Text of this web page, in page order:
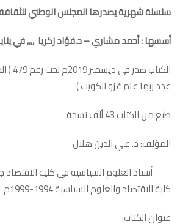
سلسلة شهرية يصدرها المجلس الوطني للثقافة
أسسها : أحمد مشاري – د.فؤاد زكريا ,,,, في يناير
عدد ربما عام غزو الكويت )
طبع من الكتاب 43 ألف نسخة
المؤلف: د. علي الدين هلال
أستاذ العلوم السياسية فى كلية
كلية الاقتصاد والعلوم السياسية 1994-1999م
عنوان الكتاب: